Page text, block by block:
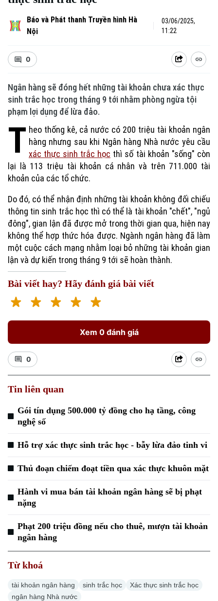
Báo và Phát thanh Truyền hình Hà
Nội
03/06/2025,
11:22
0
Ngân hàng sẽ đóng hết những tài khoản chưa xác thực
sinh trắc học trong tháng 9 tới nhằm phòng ngừa tội
phạm lợi dụng để lừa đảo.
T heo thống kê, cả nước có 200 triệu tài khoản ngân
hàng nhưng sau khi Ngân hàng Nhà nước yêu cầu
xác thực sinh trắc học thì số tài khoản "sống" còn
lại là 113 triệu tài khoản cá nhân và trên 711.000 tài
khoản của các tổ chức.
Do đó, có thể nhận định những tài khoản không đối chiếu
thông tin sinh trắc học thì có thể là tài khoản "chết", "ngủ
đông", gian lận đã được mở trong thời gian qua, hiện nay
không thể hợp thức hóa được. Ngành ngân hàng đã làm
một cuộc cách mạng nhằm loại bỏ những tài khoản gian
lận và dự kiến trong tháng 9 tới sẽ hoàn thành.
Bài viết hay? Hãy đánh giá bài viết
Xem 0 đánh giá
0
Tin liên quan
Gói tín dụng 500.000 tỷ đồng cho hạ tầng, công
nghệ số
Hỗ trợ xác thực sinh trắc học - bẫy lừa đảo tinh vi
Thủ đoạn chiếm đoạt tiền qua xác thực khuôn mặt
Hành vi mua bán tài khoản ngân hàng sẽ bị phạt
nặng
Phạt 200 triệu đồng nếu cho thuê, mượn tài khoản
ngân hàng
Từ khoá
tài khoản ngân hàng sinh trắc học
Xác thực sinh trắc học
ngân hàng Nhà nước